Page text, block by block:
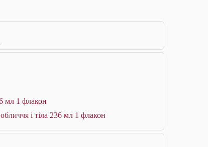
мл 1 флакон
і тіла 236 мл 1 флакон